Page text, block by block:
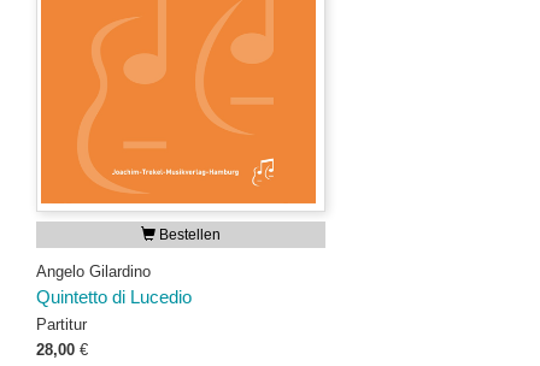
Bestellen
Angelo Gilardino
Quintetto di Lucedio
Partitur
28,00 €